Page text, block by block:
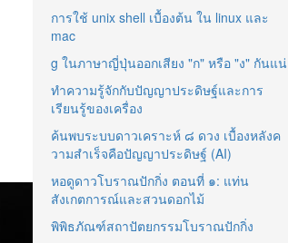
การใช้ unix shell เบื้องต้น ใน linux และ
mac
g ในภาษาญี่ปุ่นออกเสียง "ก" หรือ "ง" กันแน่
ทำความรู้จักกับปัญญาประดิษฐ์และการ
เรียนรู้ของเครื่อง
ค้นพบระบบดาวเคราะห์ ๘ ดวง เบื้องหลังค
วามสำเร็จคือปัญญาประดิษฐ์ (AI)
หอดูดาวโบราณปักกิ่ง ตอนที่ ๑: แท่น
สังเกตการณ์และสวนดอกไม้
พิพิธภัณฑ์สถาปัตยกรรมโบราณปักกิ่ง